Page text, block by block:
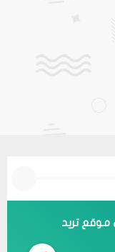
موقع تريد